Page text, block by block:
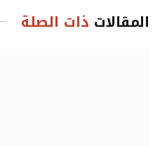
المقالات ذات الصلة